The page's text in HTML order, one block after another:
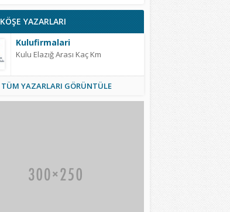
KÖŞE YAZARLARI
Kulufirmalari
Kulu Elazığ Arası Kaç Km
TÜM YAZARLARI GÖRÜNTÜLE